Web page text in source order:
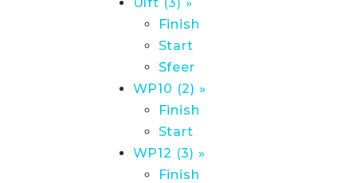
Finish
Start
Sfeer
WP10 (2) »
Finish
Start
WP12 (3) »
Finish